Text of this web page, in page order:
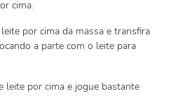
cima.
por cima da massa e transfira
a parte com o leite para
leite por cima e jogue bastante